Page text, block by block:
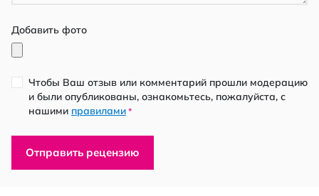
Добавить фото
Чтобы Ваш отзыв или комментарий прошли модерацию
и были опубликованы, ознакомьтесь, пожалуйста, с
нашими правилами *
Отправить рецензию